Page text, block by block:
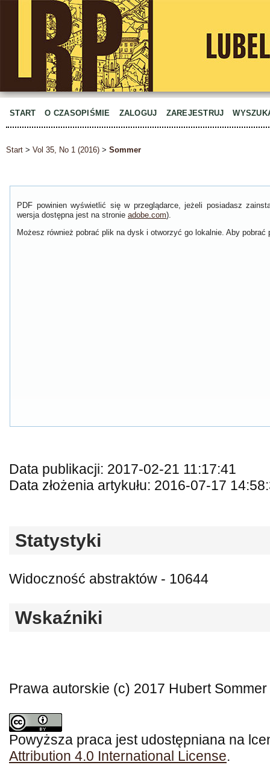
START O CZASOPIŚMIE ZALOGUJ ZAREJESTRUJ
Start > Vol 35, No 1 (2016) > Sommer
PDF powinien wyświetlić się w przeglądarce, jeżeli posiadasz
wersja dostępna jest na stronie adobe.com).
Możesz również pobrać plik na dysk i otworzyć go lokalnie. Aby
Data publikacji: 2017-02-21 11:17:41
Data złożenia artykułu: 2016-07-17
Statystyki
Widoczność abstraktów - 10644
Wskaźniki
Prawa autorskie (c) 2017 Hubert Sommer
Powyższa praca jest udostępniana na
Attribution 4.0 International License.